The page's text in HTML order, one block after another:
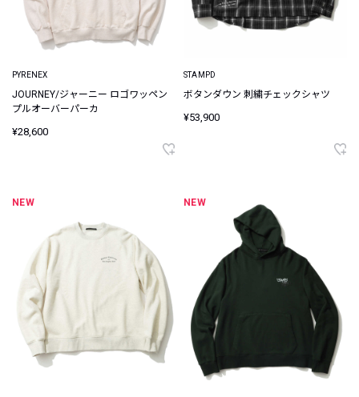
PYRENEX
JOURNEY/ジャーニー ロゴワッペン
プルオーバーパーカ
¥28,600
STAMPD
ボタンダウン 刺繍チェックシャツ
¥53,900
NEW NEW